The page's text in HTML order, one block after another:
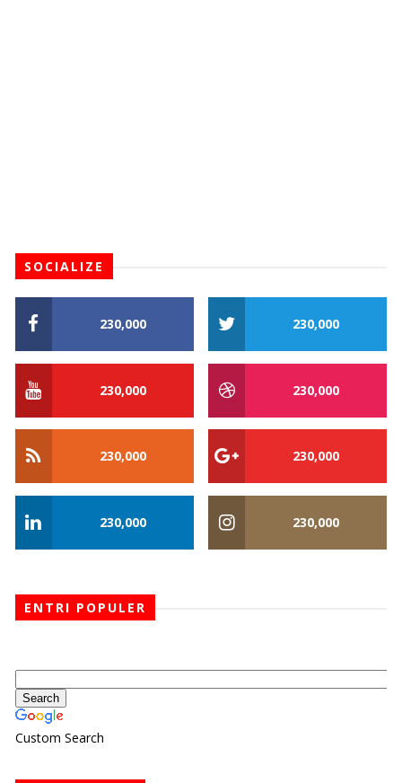
SOCIALIZE
230,000 230,000
230,000 230,000
230,000 230,000
230,000 230,000
ENTRI POPULER
Custom Search